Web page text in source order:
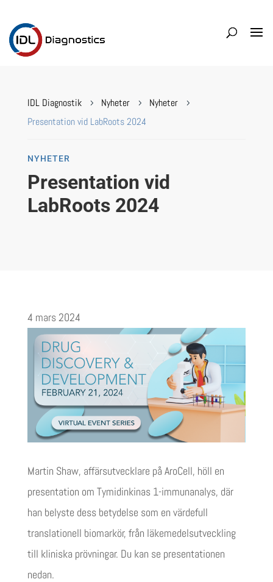
IDL Diagnostik 5 Nyheter 5 Nyheter 5
Presentation vid LabRoots 2024
NYHETER
Presentation vid
LabRoots 2024
4 mars 2024
Martin Shaw, affärsutvecklare på AroCell, höll en
presentation om Tymidinkinas 1-immunanalys, där
han belyste dess betydelse som en värdefull
translationell biomarkör, från läkemedelsutveckling
till kliniska prövningar. Du kan se presentationen
nedan.